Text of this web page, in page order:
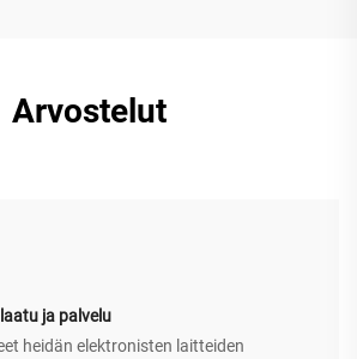
Arvostelut
ja palvelu
heidän elektronisten laitteiden